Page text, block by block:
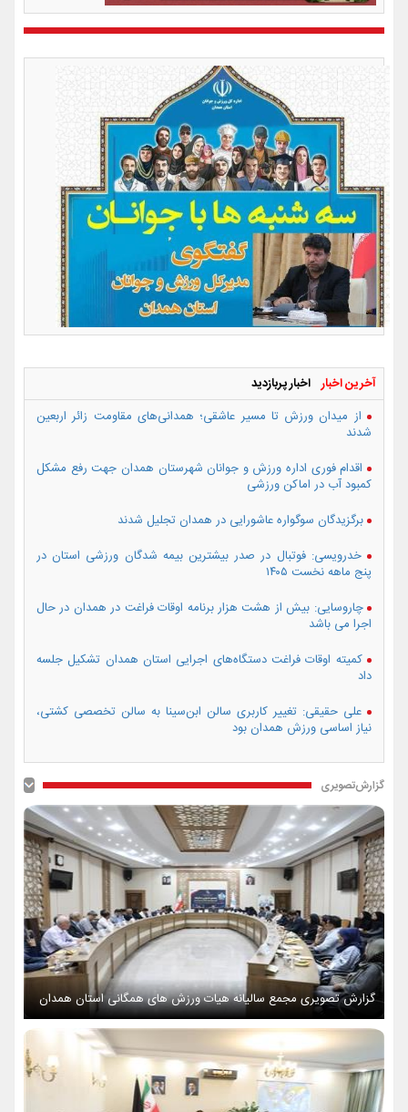
آخرین اخبار اخبار پربازدید
از میدان ورزش تا مسیر عاشقی؛ همدانی‌های مقاومت زائر اربعین
شدند
اقدام فوری اداره ورزش و جوانان شهرستان همدان جهت رفع مشکل
کمبود آب در اماکن ورزشی
برگزیدگان سوگواره عاشورایی در همدان تجلیل شدند
خدرویسی: فوتبال در صدر بیشترین بیمه شدگان ورزشی استان در
پنج ماهه نخست ۱۴۰۵
چاروسایی: بیش از هشت هزار برنامه اوقات فراغت در همدان در حال
اجرا می باشد
کمیته اوقات فراغت دستگاه‌های اجرایی استان همدان تشکیل جلسه
داد
علی حقیقی: تغییر کاربری سالن ابن‌سینا به سالن تخصصی کشتی،
نیاز اساسی ورزش همدان بود
گزارش‌تصویری
گزارش تصویری مجمع سالیانه هیات ورزش های همگانی استان همدان